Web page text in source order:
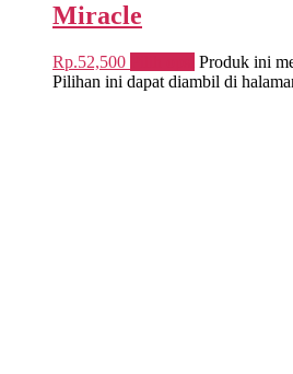
Miracle
Rp.52,500
Produk ini
Pilihan ini dapat diambil di